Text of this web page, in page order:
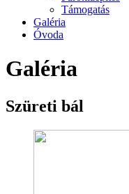
Támogatás
Galéria
Óvoda
Galéria
Szüreti bál